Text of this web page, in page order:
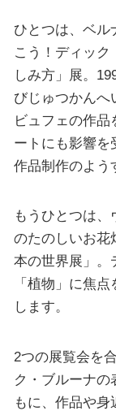
ひとつは、ベル
こう！ディッ
しみ方」展。
びじゅつかんへ
ビュフェの作
ートにも影響を
作品制作のよう
もうひとつは
のたのしいお花
本の世界展」。
「植物」に焦
します。
2つの展覧会を
ク・ブルーナの
もに、作品や